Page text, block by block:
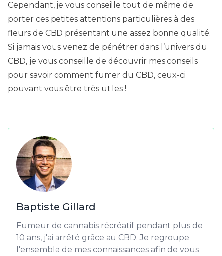
Cependant, je vous conseille tout de même de
porter ces petites attentions particulières à des
fleurs de CBD présentant une assez bonne qualité.
Si jamais vous venez de pénétrer dans l’univers du
CBD, je vous conseille de découvrir mes conseils
pour savoir comment fumer du CBD, ceux-ci
pouvant vous être très utiles !
Baptiste Gillard
Fumeur de cannabis récréatif pendant plus de
10 ans, j'ai arrêté grâce au CBD. Je regroupe
l'ensemble de mes connaissances afin de vous